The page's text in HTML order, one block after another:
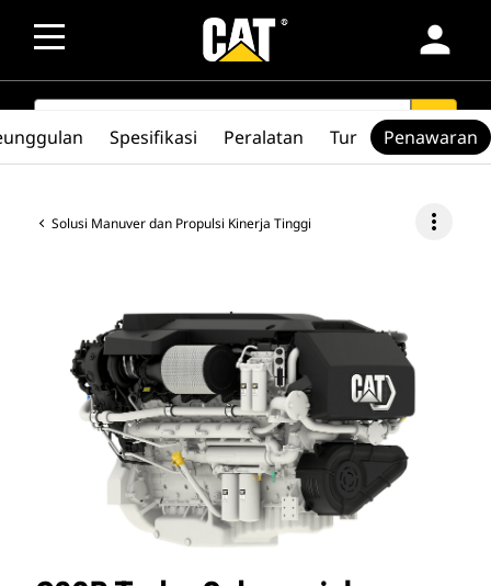
person
SEARCH search
Solusi Manuver dan Propulsi Kinerja Tinggi more_vert
Spesifikasi Peralatan Tur Penawaran